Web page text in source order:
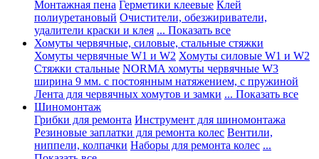
Монтажная пена Герметики клеевые Клей
полиуретановый Очистители, обезжириватели,
удалители краски и клея ... Показать все
Хомуты червячные, силовые, стальные стяжки
Хомуты червячные W1 и W2 Хомуты силовые W1 и W2
Стяжки стальные NORMA хомуты червячные W3
ширина 9 мм. с постоянным натяжением, с пружиной
Лента для червячных хомутов и замки ... Показать все
Шиномонтаж
Грибки для ремонта Инструмент для шиномонтажа
Резиновые заплатки для ремонта колес Вентили,
ниппели, колпачки Наборы для ремонта колес ...